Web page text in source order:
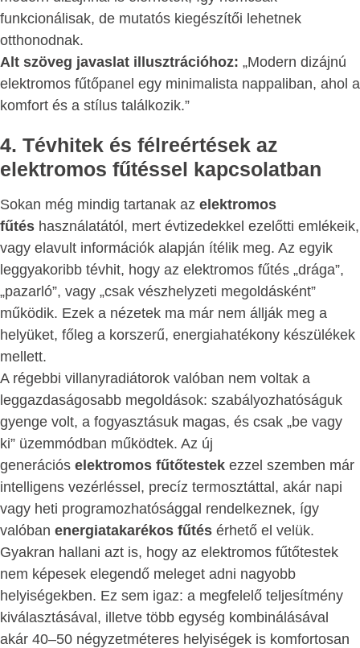
funkcionálisak, de mutatós kiegészítői lehetnek
otthonodnak.
Alt szöveg javaslat illusztrációhoz: „Modern dizájnú
elektromos fűtőpanel egy minimalista nappaliban, ahol a
komfort és a stílus találkozik.”
4. Tévhitek és félreértések az
elektromos fűtéssel kapcsolatban
Sokan még mindig tartanak az elektromos
fűtés használatától, mert évtizedekkel ezelőtti emlékeik,
vagy elavult információk alapján ítélik meg. Az egyik
leggyakoribb tévhit, hogy az elektromos fűtés „drága”,
„pazarló”, vagy „csak vészhelyzeti megoldásként”
működik. Ezek a nézetek ma már nem állják meg a
helyüket, főleg a korszerű, energiahatékony készülékek
mellett.
A régebbi villanyradiátorok valóban nem voltak a
leggazdaságosabb megoldások: szabályozhatóságuk
gyenge volt, a fogyasztásuk magas, és csak „be vagy
ki” üzemmódban működtek. Az új
generációs elektromos fűtőtestek ezzel szemben már
intelligens vezérléssel, precíz termosztáttal, akár napi
vagy heti programozhatósággal rendelkeznek, így
valóban energiatakarékos fűtés érhető el velük.
Gyakran hallani azt is, hogy az elektromos fűtőtestek
nem képesek elegendő meleget adni nagyobb
helyiségekben. Ez sem igaz: a megfelelő teljesítmény
kiválasztásával, illetve több egység kombinálásával
akár 40–50 négyzetméteres helyiségek is komfortosan